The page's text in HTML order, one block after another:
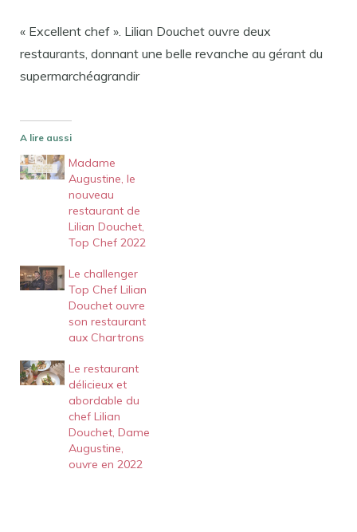
« Excellent chef ». Lilian Douchet ouvre deux
restaurants, donnant une belle revanche au gérant du
supermarchéagrandir
A lire aussi
Madame
Augustine, le
nouveau
restaurant de
Lilian Douchet,
Top Chef 2022
Le challenger
Top Chef Lilian
Douchet ouvre
son restaurant
aux Chartrons
Le restaurant
délicieux et
abordable du
chef Lilian
Douchet, Dame
Augustine,
ouvre en 2022